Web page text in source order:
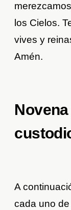
los Cielos.
vives y
Amén.
A
cada uno